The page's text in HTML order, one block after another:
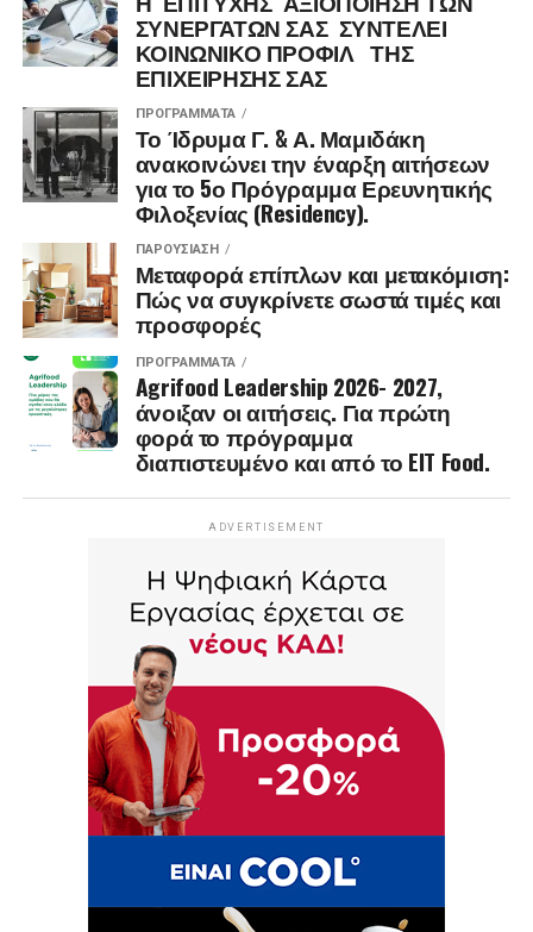
ΣΥΝΕΡΓΑΤΩΝ ΣΑΣ ΣΥΝΤΕΛΕΙ
ΚΟΙΝΩΝΙΚΟ ΠΡΟΦΙΛ ΤΗΣ
ΕΠΙΧΕΙΡΗΣΗΣ ΣΑΣ
ΠΡΟΓΡΆΜΜΑΤΑ
Το Ίδρυμα Γ. & Α. Μαμιδάκη
ανακοινώνει την έναρξη αιτήσεων
για το 5ο Πρόγραμμα Ερευνητικής
Φιλοξενίας (Residency).
ΠΑΡΟΥΣΊΑΣΗ
Μεταφορά επίπλων και μετακόμιση:
Πώς να συγκρίνετε σωστά τιμές και
προσφορές
ΠΡΟΓΡΆΜΜΑΤΑ
Agrifood Leadership 2026- 2027,
άνοιξαν οι αιτήσεις. Για πρώτη
φορά το πρόγραμμα
διαπιστευμένο και από το EIT Food.
ADVERTISEMENT